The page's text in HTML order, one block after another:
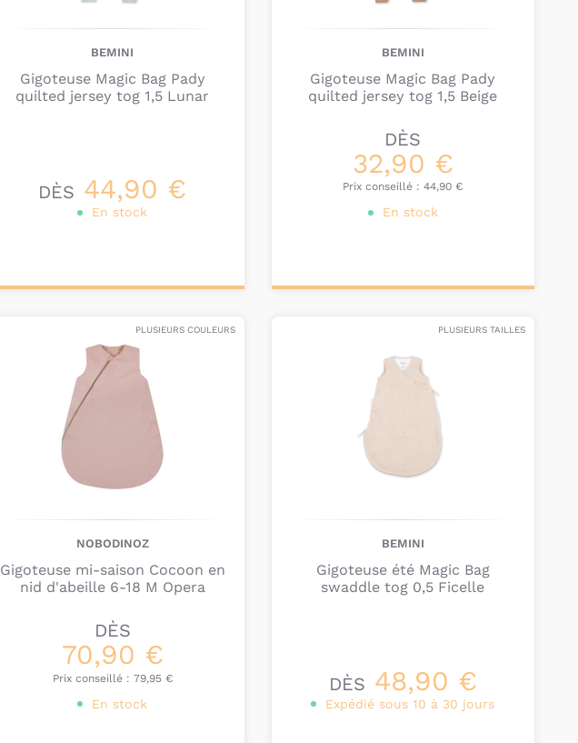
BEMINI
Gigoteuse Magic Bag Pady
quilted jersey tog 1,5 Lunar
DÈS 44,90 €
En stock
BEMINI
Gigoteuse Magic Bag Pady
quilted jersey tog 1,5 Beige
DÈS
32,90 €
Prix conseillé :44,90 €
En stock
PLUSIEURS COULEURS
NOBODINOZ
Gigoteuse mi-saison Cocoon en
nid d'abeille 6-18 M Opera
DÈS
70,90 €
Prix conseillé : 79,95 €
En stock
PLUSIEURS TAILLES
BEMINI
Gigoteuse été Magic Bag
swaddle tog 0,5 Ficelle
DÈS 48,90 €
Expédié sous 10 à 30 jours